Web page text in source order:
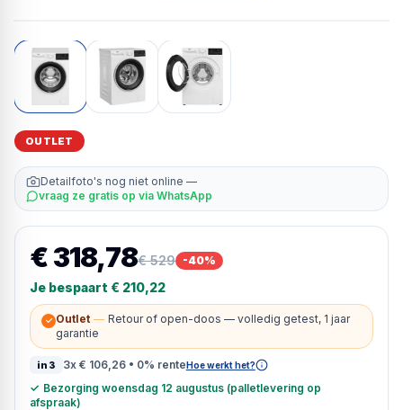
OUTLET
Detailfoto's nog niet online —
vraag ze gratis op via WhatsApp
€ 318,78€ 529 -40%
Je bespaart € 210,22
✓ Outlet — Retour of open-doos — volledig getest, 1 jaar
garantie
in3 3x € 106,26• 0% renteHoe werkt het?
✓ Bezorging woensdag 12 augustus (palletlevering op
afspraak)